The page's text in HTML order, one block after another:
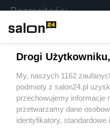
Rozmaitości
Sport
Społeczeństwo
Kultura
Drogi Użytkowniku,
My, naszych 1162
podmioty z salon24.pl
przechowujemy informacje
przetwarzamy dane
identyfikatory, standardowe